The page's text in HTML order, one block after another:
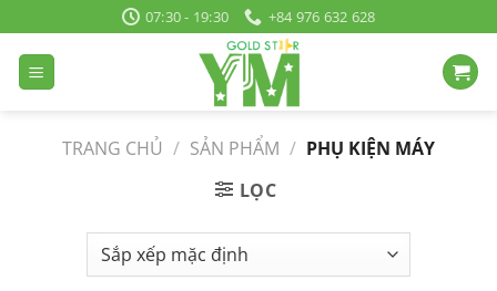
qua
dung
07:30 - 19:30 +84 976 632 628
TRANG CHỦ / SẢN PHẨM / PHỤ KIỆN MÁY
LỌC